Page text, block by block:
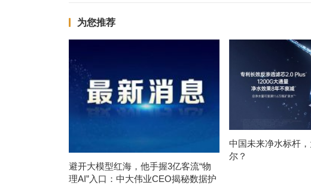
为您推荐
避开大模型红海，他手握3亿客流“物
理AI”入口：中大伟业CEO揭秘数据护
中国未来净水标杆
尔？